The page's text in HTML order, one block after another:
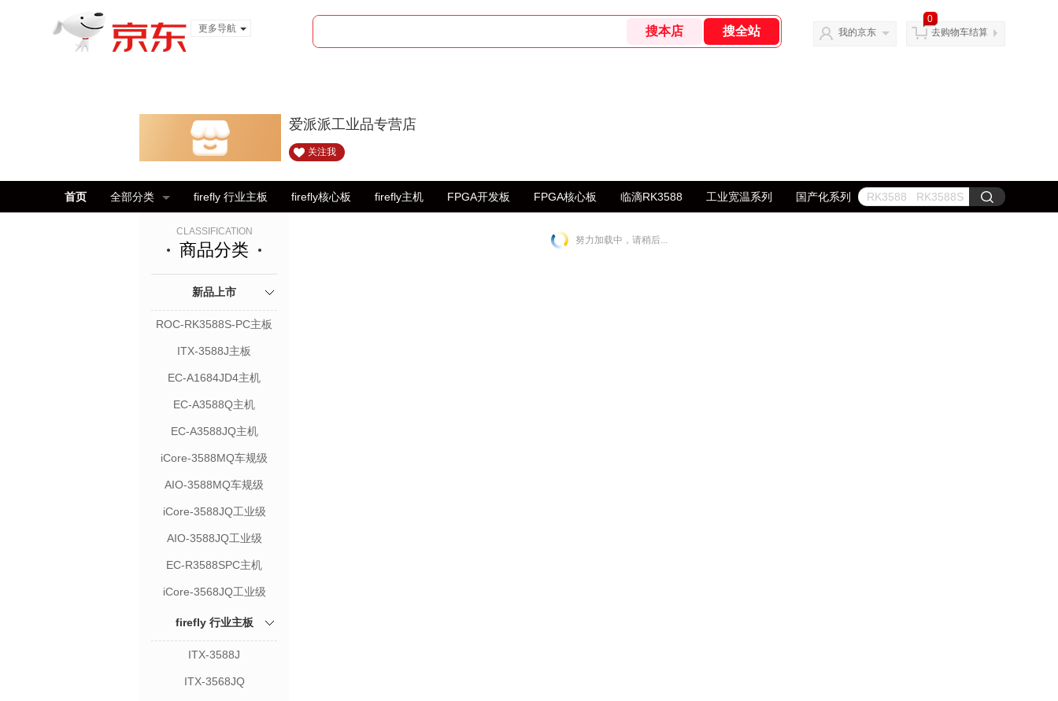
更多导航
我的京东
0
去购物车结算
爱派派工业品专营店
关注我
首页 全部分类 firefly 行业主板 firefly核心板 firefly主机 FPGA开发板 FPGA核心板 临滴RK3588 工业宽温系列 国产化系列
CLASSIFICATION
商品分类
新品上市
ROC-RK3588S-PC主板
ITX-3588J主板
EC-A1684JD4主机
EC-A3588Q主机
EC-A3588JQ主机
iCore-3588MQ车规级
AIO-3588MQ车规级
iCore-3588JQ工业级
AIO-3588JQ工业级
EC-R3588SPC主机
iCore-3568JQ工业级
firefly 行业主板
ITX-3588J
ITX-3568JQ
努力加载中，请稍后...